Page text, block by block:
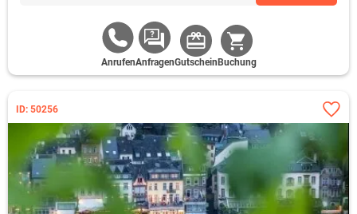
AnrufenAnfragenGutschein Buchung
ID: 50256